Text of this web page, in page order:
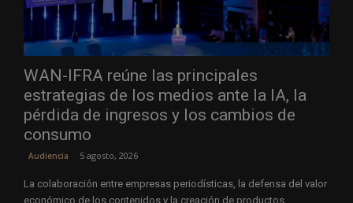
WAN-IFRA reúne las principales
estrategias de los medios ante la IA, la
pérdida de ingresos y los cambios de
consumo
Audiencia 5 agosto, 2026
La colaboración entre empresas periodísticas, la defensa del valor
económico de los contenidos y la creación de productos